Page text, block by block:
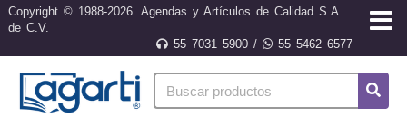
Copyright © 1988-2026. Agendas y Artículos de Calidad S.A.
de C.V.
55 7031 5900 / 55 5462 6577